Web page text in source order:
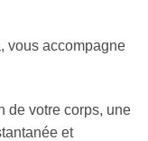
vous accompagne
de votre corps, une
et